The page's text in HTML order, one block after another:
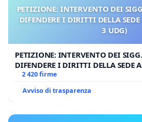
PETIZIONE: INTERVENTO DEI
DIFENDERE I DIRITTI DELLA
3 UDG)
PETIZIONE: INTERVENTO DEI
DIFENDERE I DIRITTI DELLA SEDE
UDG)
2 420 firme
Avviso di trasparenza